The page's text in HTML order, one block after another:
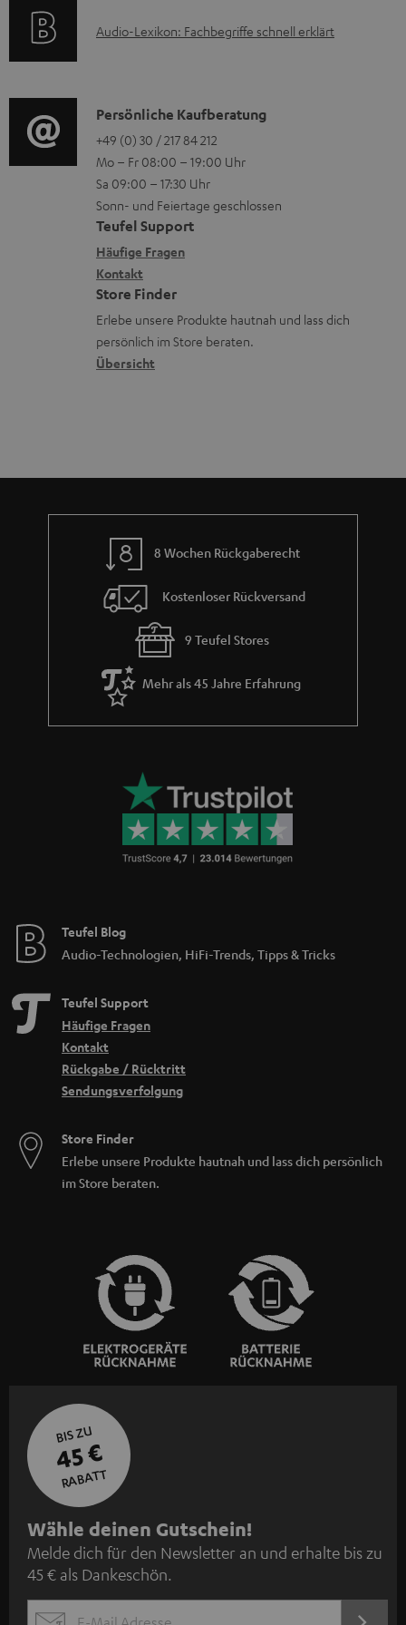
l
e
n
n
m
V
e
r
s
a
n
d
i
e
n
z
u
r
G
a
r
a
n
t
g
e
r
ä
t
e
R
ü
c
k
m
A
i
o
-
L
e
x
i
k
o
n
Audio-Lexikon: Fachbegriffe schnell erklärt
K
o
n
t
a
k
t
d
a
t
Persönliche Kaufberatung
+49 (0) 30 / 217 84 212
Mo – Fr 08:00 – 19:00 Uhr
Sa 09:00 – 17:30 Uhr
Sonn- und Feiertage geschlossen
Teufel Support
Häufige Fragen
Kontakt
Store Finder
Erlebe unsere Produkte hautnah und lass dich
persönlich im Store beraten.
Übersicht
8 Wochen Rückgaberecht
Kostenloser Rückversand
9 Teufel Stores
Mehr als 45 Jahre Erfahrung
Teufel Blog
Audio-Technologien, HiFi-Trends, Tipps & Tricks
Teufel Support
Häufige Fragen
Kontakt
Rückgabe / Rücktritt
Sendungsverfolgung
Store Finder
Erlebe unsere Produkte hautnah und lass dich persönlich
im Store beraten.
BIS ZU
45 €
RABATT
N
e
w
s
Wähle deinen Gutschein!
Melde dich für den Newsletter an und erhalte bis zu
45 € als Dankeschön.